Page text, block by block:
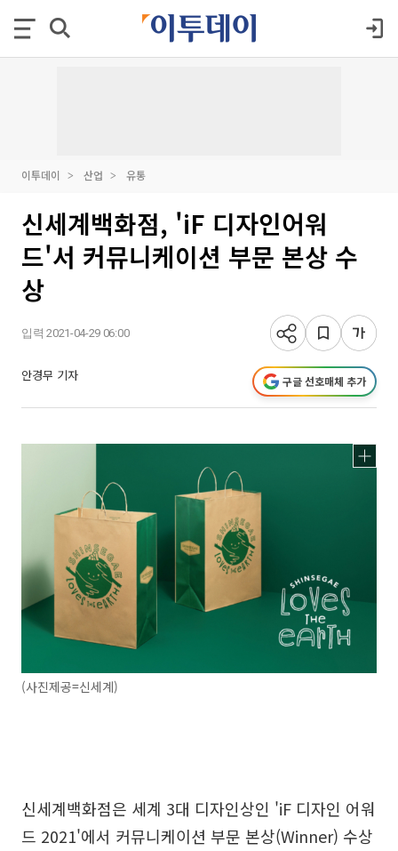
이투데이 산업 유통
신세계백화점, 'iF 디자인어워
드'서 커뮤니케이션 부문 본상 수
상
입력 2021-04-29 06:00
안경무 기자 구글 선호매체 추가
(사진제공=신세계)
신세계백화점은 세계 3대 디자인상인 'iF 디자인 어워
드 2021'에서 커뮤니케이션 부문 본상(Winner) 수상